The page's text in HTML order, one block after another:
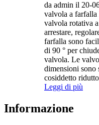
da admin il 20-
valvola a
valvola rotativa
arrestare,
farfalla sono
di 90 ° per
valvola. Le
dimensioni sono
cosiddetto
Leggi di più
Informazione